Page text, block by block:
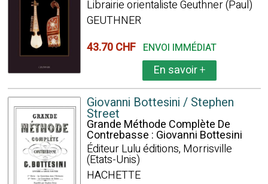
Librairie orientaliste Geuthner (Paul)
GEUTHNER
43.70 CHF ENVOI IMMÉDIAT
En savoir+
Giovanni Bottesini / Stephen
Street
Grande Méthode Complète De
Contrebasse : Giovanni Bottesini
Éditeur Lulu éditions, Morrisville
(Etats-Unis)
HACHETTE